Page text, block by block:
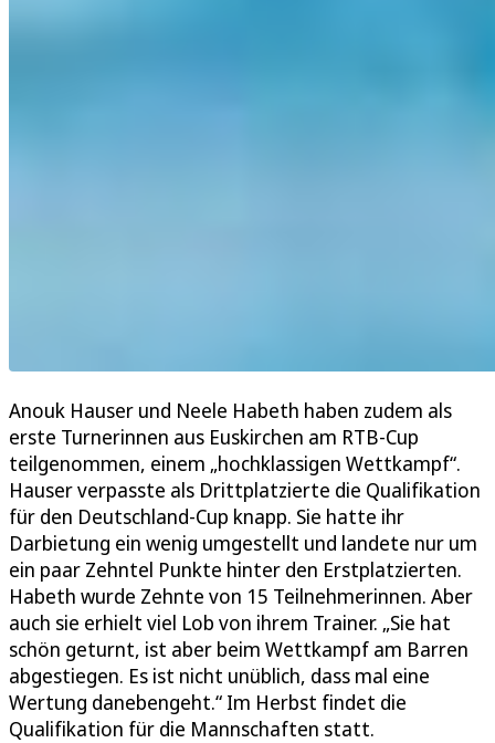
Anouk Hauser und Neele Habeth haben zudem als
erste Turnerinnen aus Euskirchen am RTB-Cup
teilgenommen, einem „hochklassigen Wettkampf“.
Hauser verpasste als Drittplatzierte die Qualifikation
für den Deutschland-Cup knapp. Sie hatte ihr
Darbietung ein wenig umgestellt und landete nur um
ein paar Zehntel Punkte hinter den Erstplatzierten.
Habeth wurde Zehnte von 15 Teilnehmerinnen. Aber
auch sie erhielt viel Lob von ihrem Trainer. „Sie hat
schön geturnt, ist aber beim Wettkampf am Barren
abgestiegen. Es ist nicht unüblich, dass mal eine
Wertung danebengeht.“ Im Herbst findet die
Qualifikation für die Mannschaften statt.